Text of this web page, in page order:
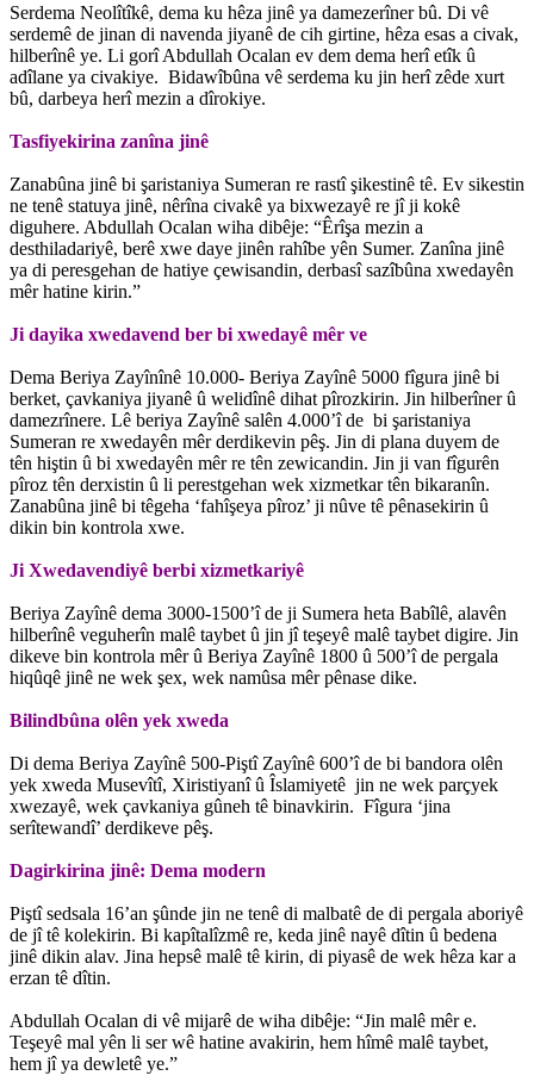
Serdema Neolîtîkê, dema ku hêza jinê ya damezerîner bû. Di vê
serdemê de jinan di navenda jiyanê de cih girtine, hêza esas a civak,
hilberînê ye. Li gorî Abdullah Ocalan ev dem dema herî etîk û
adîlane ya civakiye. Bidawîbûna vê serdema ku jin herî zêde xurt
bû, darbeya herî mezin a dîrokiye.
Tasfiyekirina zanîna jinê
Zanabûna jinê bi şaristaniya Sumeran re rastî şikestinê tê. Ev sikestin
ne tenê statuya jinê, nêrîna civakê ya bixwezayê re jî ji kokê
diguhere. Abdullah Ocalan wiha dibêje: “Êrîşa mezin a
desthiladariyê, berê xwe daye jinên rahîbe yên Sumer. Zanîna jinê
ya di peresgehan de hatiye çewisandin, derbasî sazîbûna xwedayên
mêr hatine kirin.”
Ji dayika xwedavend ber bi xwedayê mêr ve
Dema Beriya Zayînînê 10.000- Beriya Zayînê 5000 fîgura jinê bi
berket, çavkaniya jiyanê û welidînê dihat pîrozkirin. Jin hilberîner û
damezrînere. Lê beriya Zayînê salên 4.000’î de bi şaristaniya
Sumeran re xwedayên mêr derdikevin pêş. Jin di plana duyem de
tên hiştin û bi xwedayên mêr re tên zewicandin. Jin ji van fîgurên
pîroz tên derxistin û li perestgehan wek xizmetkar tên bikaranîn.
Zanabûna jinê bi têgeha ‘fahîşeya pîroz’ ji nûve tê pênasekirin û
dikin bin kontrola xwe.
Ji Xwedavendiyê berbi xizmetkariyê
Beriya Zayînê dema 3000-1500’î de ji Sumera heta Babîlê, alavên
hilberînê veguherîn malê taybet û jin jî teşeyê malê taybet digire. Jin
dikeve bin kontrola mêr û Beriya Zayînê 1800 û 500’î de pergala
hiqûqê jinê ne wek şex, wek namûsa mêr pênase dike.
Bilindbûna olên yek xweda
Di dema Beriya Zayînê 500-Piştî Zayînê 600’î de bi bandora olên
yek xweda Musevîtî, Xiristiyanî û Îslamiyetê jin ne wek parçyek
xwezayê, wek çavkaniya gûneh tê binavkirin. Fîgura ‘jina
serîtewandî’ derdikeve pêş.
Dagirkirina jinê: Dema modern
Piştî sedsala 16’an şûnde jin ne tenê di malbatê de di pergala aboriyê
de jî tê kolekirin. Bi kapîtalîzmê re, keda jinê nayê dîtin û bedena
jinê dikin alav. Jina hepsê malê tê kirin, di piyasê de wek hêza kar a
erzan tê dîtin.
Abdullah Ocalan di vê mijarê de wiha dibêje: “Jin malê mêr e.
Teşeyê mal yên li ser wê hatine avakirin, hem hîmê malê taybet,
hem jî ya dewletê ye.”